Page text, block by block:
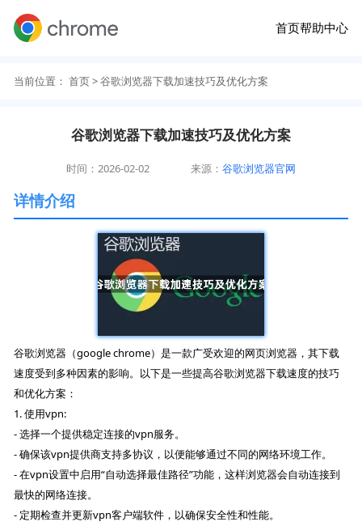
首页帮助中心
当前位置： 首页> 谷歌浏览器下载加速技巧及优化方案
谷歌浏览器下载加速技巧及优化方案
时间：2026-02-02 来源：谷歌浏览器官网
详情介绍
谷歌浏览器（google chrome）是一款广受欢迎的网页浏览器，其下载
速度受到多种因素的影响。以下是一些提高谷歌浏览器下载速度的技巧
和优化方案：
1. 使用vpn:
- 选择一个提供稳定连接的vpn服务。
- 确保该vpn提供商支持多协议，以便能够通过不同的网络环境工作。
- 在vpn设置中启用“自动选择最佳路径”功能，这样浏览器会自动连接到
最快的网络连接。
- 定期检查并更新vpn客户端软件，以确保安全性和性能。